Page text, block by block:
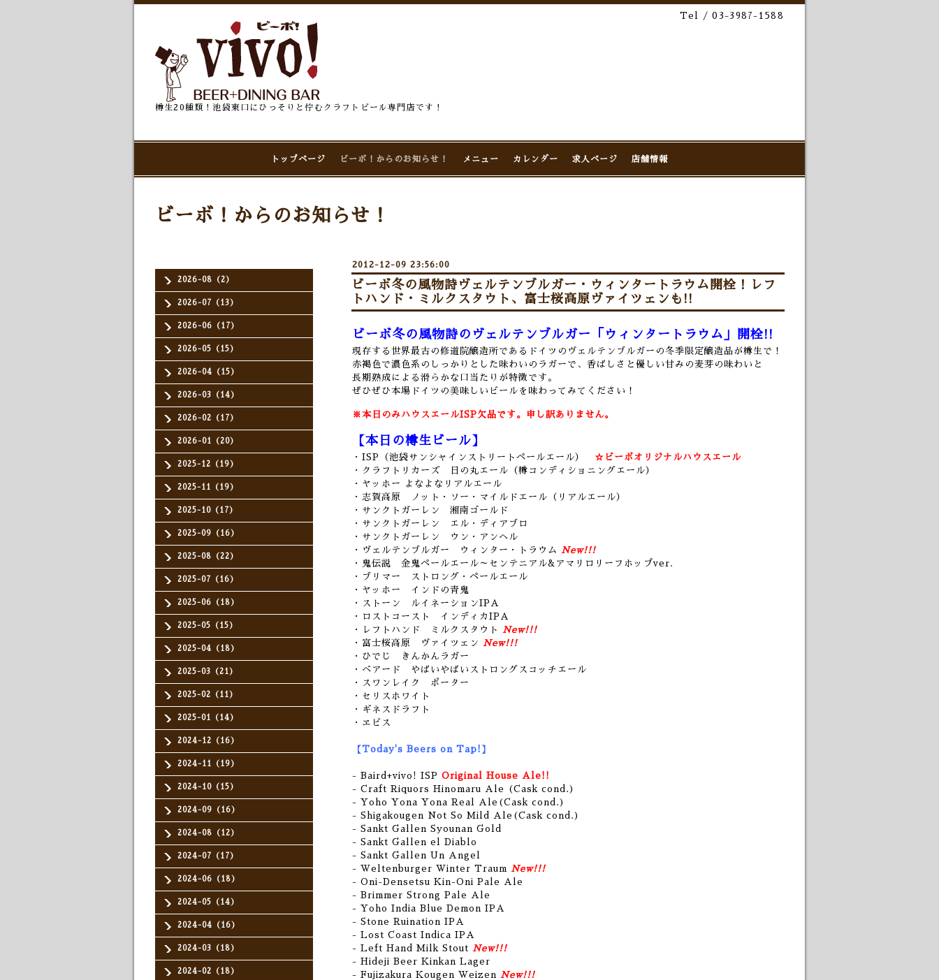
Tel / 03-3987-1588
樽生20種類！池袋東口にひっそりと佇むクラフトビール専門店です！
トップページ ビーボ！からのお知らせ！ メニュー カレンダー 求人ページ 店舗情報
2026-08（2）
2026-07（13）
2026-06（17）
2026-05（15）
2026-04（15）
2026-03（14）
2026-02（17）
2026-01（20）
2025-12（19）
2025-11（19）
2025-10（17）
2025-09（16）
2025-08（22）
2025-07（16）
2025-06（18）
2025-05（15）
2025-04（18）
2025-03（21）
2025-02（11）
2025-01（14）
2024-12（16）
2024-11（19）
2024-10（15）
2024-09（16）
2024-08（12）
2024-07（17）
2024-06（18）
2024-05（14）
2024-04（16）
2024-03（18）
2024-02（18）
ビーボ！からのお知らせ！
2012-12-09 23:56:00
ビーボ冬の風物詩ヴェルテンブルガー・ウィンタートラウム開栓！レフ
トハンド・ミルクスタウト、富士桜高原ヴァイツェンも!!
ビーボ冬の風物詩のヴェルテンブルガー「ウィンタートラウム」開栓!!
現存する世界最古の修道院醸造所であるドイツのヴェルテンブルガーの冬季限定醸造品が樽生で！
赤褐色で濃色系のしっかりとした味わいのラガーで、香ばしさと優しい甘みの麦芽の味わいと
長期熟成による滑らかな口当たりが特徴です。
ぜひぜひ本場ドイツの美味しいビールを味わってみてください！
※本日のみハウスエールISP欠品です。申し訳ありません。
【本日の樽生ビール】
・ISP（池袋サンシャインストリートペールエール）
☆ビーボオリジナルハウスエール
・クラフトリカーズ 日の丸エール（樽コンディショニングエール）
・ヤッホー よなよなリアルエール
・志賀高原 ノット・ソー・マイルドエール（リアルエール）
・サンクトガーレン 湘南ゴールド
・サンクトガーレン エル・ディアブロ
・サンクトガーレン ウン・アンヘル
・ヴェルテンブルガー ウィンター・トラウム
New!!!
・鬼伝説 金鬼ペールエール ～センテニアル&アマリロリーフホップver.
・ブリマー ストロング・ペールエール
・ヤッホー インドの青鬼
・ストーン ルイネーションIPA
・ロストコースト インディカIPA
・レフトハンド ミルクスタウト
New!!!
・富士桜高原 ヴァイツェン
New!!!
・ひでじ きんかんラガー
・ベアード やばいやばいストロングスコッチエール
・スワンレイク ポーター
・セリスホワイト
・ギネスドラフト
・ヱビス
【Today's Beers on Tap!】
- Baird+vivo! ISP Original House Ale!!
- Craft Riquors Hinomaru Ale (Cask cond.)
- Yoho Yona Yona Real Ale(Cask cond.)
- Shigakougen Not So Mild Ale(Cask cond.)
- Sankt Gallen Syounan Gold
- Sankt Gallen el Diablo
- Sankt Gallen Un Angel
- Weltenburger Winter Traum
New!!!
- Oni-Densetsu Kin-Oni Pale Ale
- Brimmer Strong Pale Ale
- Yoho India Blue Demon IPA
- Stone Ruination IPA
- Lost Coast Indica IPA
- Left Hand Milk Stout New!!!
- Hideji Beer Kinkan Lager
- Fujizakura Kougen Weizen
New!!!